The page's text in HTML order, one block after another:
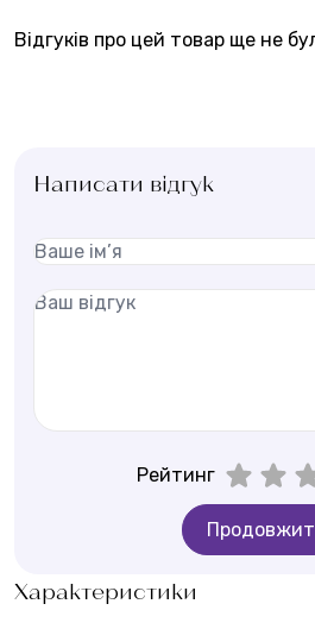
Характеристики
Відгуків про цей товар ще не
Написати відгук
Рейтинг